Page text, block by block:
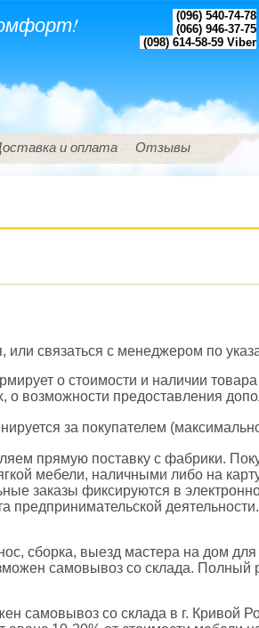
(096) 540-74-78
(066) 946-37-75
(098) 614-58-59 Viber
и оплата Отзывы
связаться с менеджером по
о стоимости и наличии товара
возможности предоставления
за покупателем
прямую поставку с фабрики.
мебели, наличными либо на
заказы фиксируются в
предпринимательской
сборка, выезд мастера на дом
самовывоз со склада. Полный
самовывоз со склада в г. Кривой